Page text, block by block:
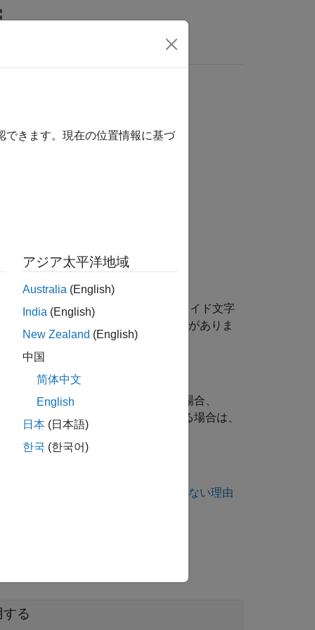
MATLAB Answers
ここをクリックします。
<wchar.h>により提供される同等のワイド文字
処理系定義の動作が発生する可能性がありま
ヘッダー ファイルから呼び出す場合、
そのマクロがコード内で展開される場合は、
ことを前提とします。
グ規約違反が想定どおりに表示されない理由
る
できます。現在の位置情報に基づ
アジア太平洋地域
Australia (English)
India (English)
New Zealand (English)
中国
简体中文
English
日本 (日本語)
한국 (한국어)